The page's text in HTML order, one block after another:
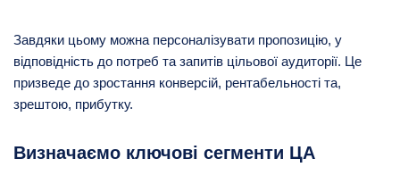
Завдяки цьому можна персоналізувати пропозицію, у
відповідність до потреб та запитів цільової аудиторії. Це
призведе до зростання конверсій, рентабельності та,
зрештою, прибутку.
Визначаємо ключові сегменти ЦА